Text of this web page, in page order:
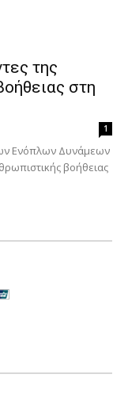
της
στη
1
Ενόπλων Δυνάμεων
βοήθειας